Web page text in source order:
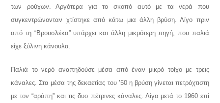
των ρούχων. Αργότερα για το σκοπό αυτό με τα νερά που
συγκεντρώνονταν χτίστηκε από κάτω μια άλλη βρύση. Λίγο πριν
από τη “Βρουσλέκα” υπάρχει και άλλη μικρότερη πηγή, που παλιά
είχε ξύλινη κάνουλα.
Παλιά το νερό αναπηδούσε μέσα από έναν μικρό τοίχο με τρεις
κάναλες. Στα μέσα της δεκαετίας του ’50 η βρύση γίνεται πετρόχτιστη
με τον “αράπη” και τις δυο πέτρινες κάναλες. Λίγο μετά το 1960 επί